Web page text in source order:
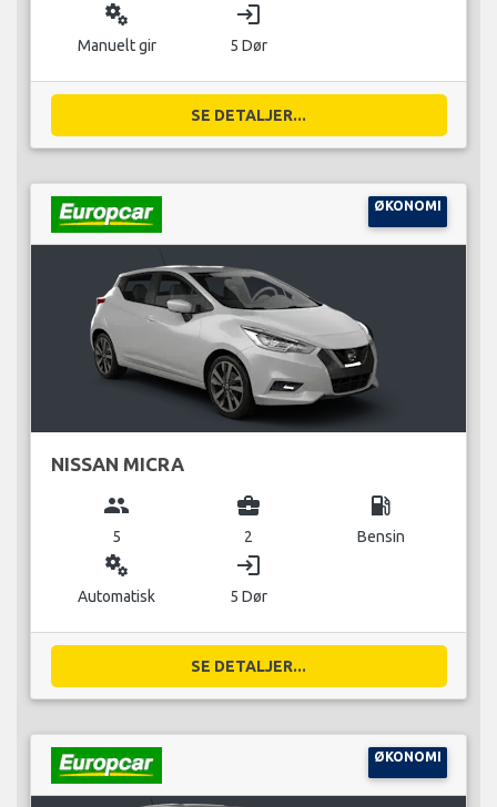
miscellaneous_services
Manuelt gir
login
5 Dør
SE DETALJER...
ØKONOMI
NISSAN MICRA
group
5
business_center
2
local_gas_station
Bensin
miscellaneous_services
Automatisk
login
5 Dør
SE DETALJER...
ØKONOMI